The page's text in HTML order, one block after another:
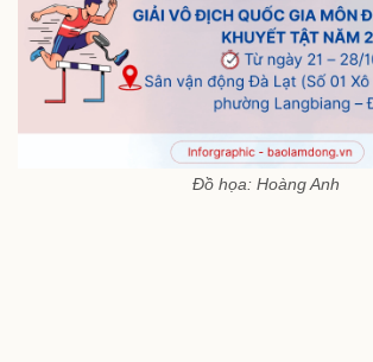
Đồ họa: Hoàng Anh